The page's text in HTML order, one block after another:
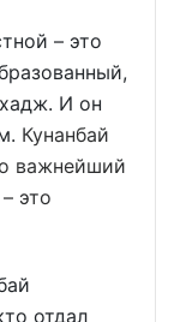
– это
И он
Кунанбай
важнейший
это
отдал